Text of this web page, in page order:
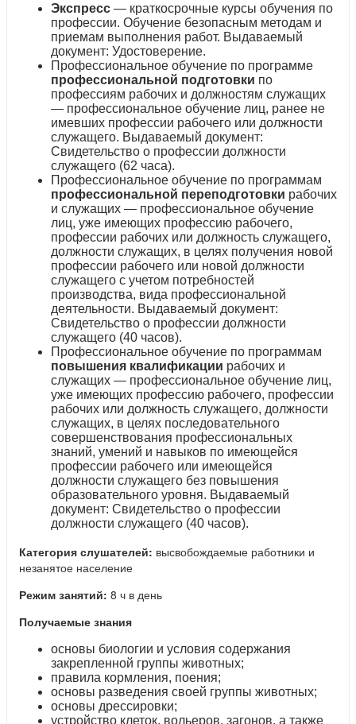
Экспресс — краткосрочные курсы обучения по
профессии. Обучение безопасным методам и
приемам выполнения работ. Выдаваемый
документ: Удостоверение.
Профессиональное обучение по программе
профессиональной подготовки по
профессиям рабочих и должностям служащих
— профессиональное обучение лиц, ранее не
имевших профессии рабочего или должности
служащего. Выдаваемый документ:
Свидетельство о профессии должности
служащего (62 часа).
Профессиональное обучение по программам
профессиональной переподготовки рабочих
и служащих — профессиональное обучение
лиц, уже имеющих профессию рабочего,
профессии рабочих или должность служащего,
должности служащих, в целях получения новой
профессии рабочего или новой должности
служащего с учетом потребностей
производства, вида профессиональной
деятельности. Выдаваемый документ:
Свидетельство о профессии должности
служащего (40 часов).
Профессиональное обучение по программам
повышения квалификации рабочих и
служащих — профессиональное обучение лиц,
уже имеющих профессию рабочего, профессии
рабочих или должность служащего, должности
служащих, в целях последовательного
совершенствования профессиональных
знаний, умений и навыков по имеющейся
профессии рабочего или имеющейся
должности служащего без повышения
образовательного уровня. Выдаваемый
документ: Свидетельство о профессии
должности служащего (40 часов).
Категория слушателей: высвобождаемые работники и
незанятое население
Режим занятий: 8 ч в день
Получаемые знания
основы биологии и условия содержания
закрепленной группы животных;
правила кормления, поения;
основы разведения своей группы животных;
основы дрессировки;
устройство клеток, вольеров, загонов, а также